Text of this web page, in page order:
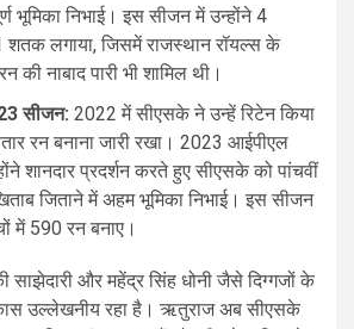
भूमिका निभाई। इस सीजन में उन्होंने 4
लगाया, जिसमें राजस्थान रॉयल्स के
की नाबाद पारी भी शामिल थी।
सीजन: 2022 में सीएसके ने उन्हें रिटेन किया
रन बनाना जारी रखा। 2023 आईपीएल
शानदार प्रदर्शन करते हुए सीएसके को पांचवीं
जिताने में अहम भूमिका निभाई। इस सीजन
में 590 रन बनाए।
और महेंद्र सिंह धोनी जैसे दिग्गजों के
उल्लेखनीय रहा है। ऋतुराज अब सीएसके